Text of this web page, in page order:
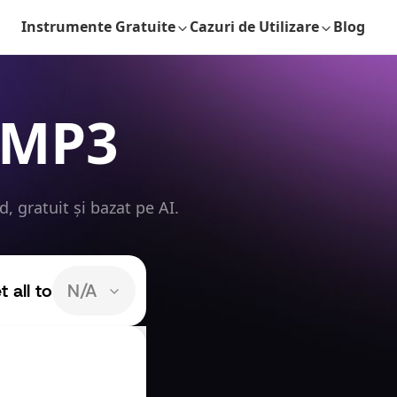
Instrumente Gratuite Cazuri de Utilizare Blog
gratuit și bazat pe AI.